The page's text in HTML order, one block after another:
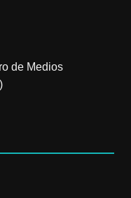
de Medios